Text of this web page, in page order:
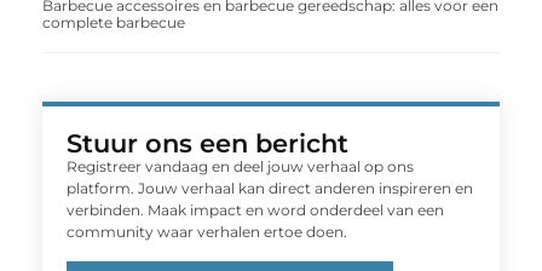
Barbecue accessoires en barbecue gereedschap: alles voor een
complete barbecue
Stuur ons een bericht
Registreer vandaag en deel jouw verhaal op ons
platform. Jouw verhaal kan direct anderen inspireren en
verbinden. Maak impact en word onderdeel van een
community waar verhalen ertoe doen.